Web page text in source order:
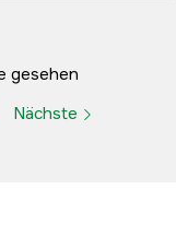
gesehen
Nächste